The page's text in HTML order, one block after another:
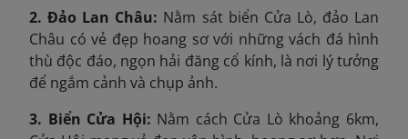
2. Đảo Lan Châu: Nằm sát biển Cửa Lò, đảo Lan
Châu có vẻ đẹp hoang sơ với những vách đá hình
thù độc đáo, ngọn hải đăng cổ kính, là nơi lý tưởng
để ngắm cảnh và chụp ảnh.
3. Biển Cửa Hội: Nằm cách Cửa Lò khoảng 6km,